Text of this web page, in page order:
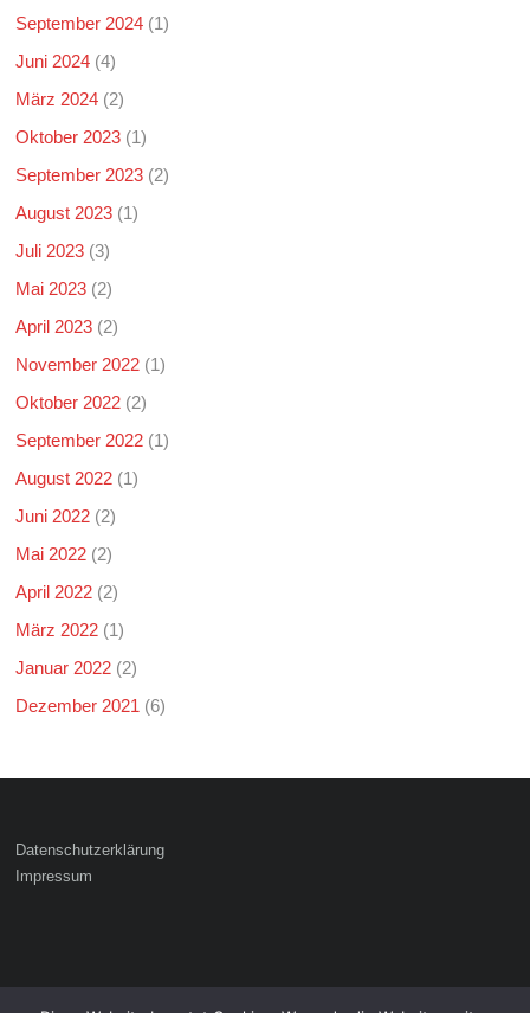
September 2024 (1)
Juni 2024 (4)
März 2024 (2)
Oktober 2023 (1)
September 2023 (2)
August 2023 (1)
Juli 2023 (3)
Mai 2023 (2)
April 2023 (2)
November 2022 (1)
Oktober 2022 (2)
September 2022 (1)
August 2022 (1)
Juni 2022 (2)
Mai 2022 (2)
April 2022 (2)
März 2022 (1)
Januar 2022 (2)
Dezember 2021 (6)
Datenschutzerklärung
Impressum